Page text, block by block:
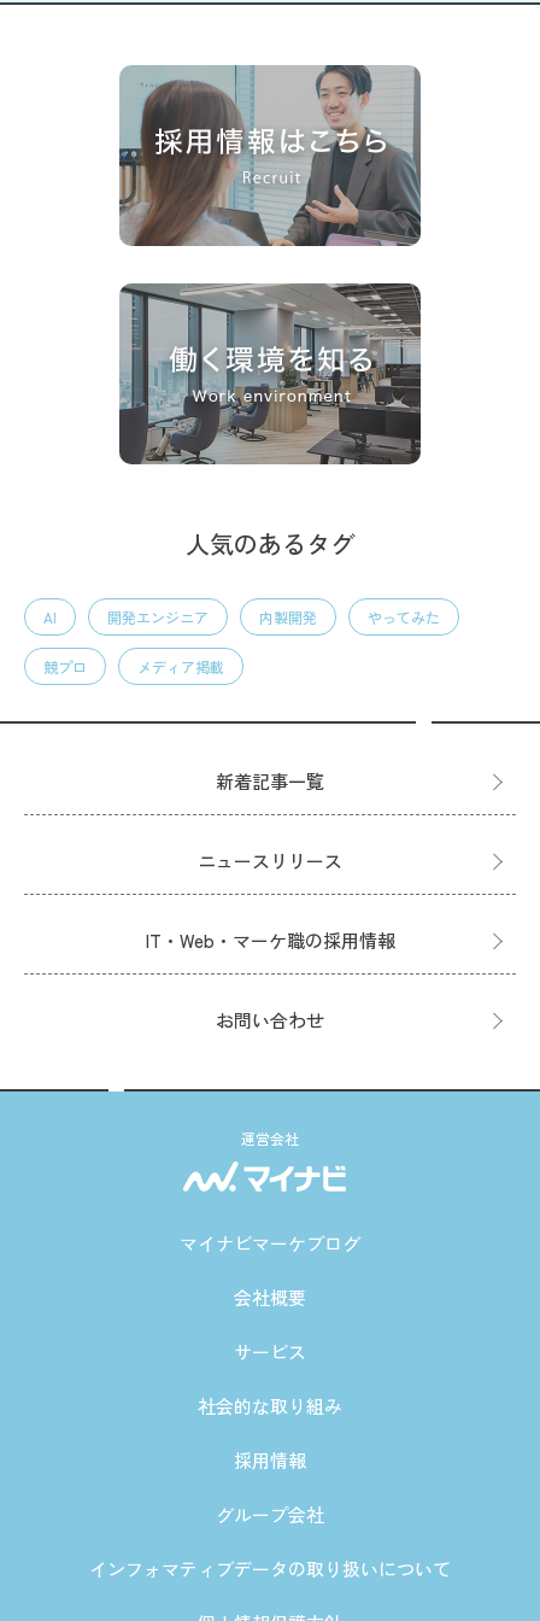
人気のあるタグ
AI 開発エンジニア 内製開発 やってみた
競プロ メディア掲載
新着記事一覧
ニュースリリース
IT・Web・マーケ職の採用情報
お問い合わせ
運営会社
マイナビマーケブログ
会社概要
サービス
社会的な取り組み
採用情報
グループ会社
インフォマティブデータの取り扱いについて